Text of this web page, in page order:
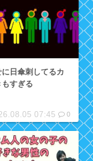
に日傘刺してるカ
すぎる
07:45 0